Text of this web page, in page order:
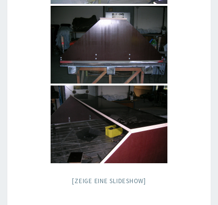
[ZEIGE EINE SLIDESHOW]